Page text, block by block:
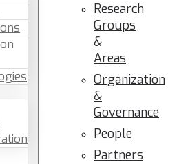
Research
Groups
&
Areas
Organization
&
Governance
People
Partners